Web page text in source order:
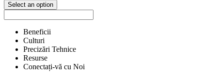
Select an option
Beneficii
Culturi
Precizări Tehnice
Resurse
Conectați-vă cu Noi